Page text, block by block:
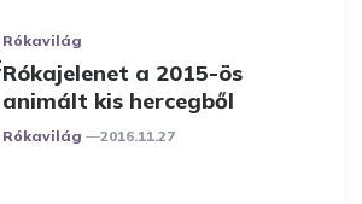
Rókavilág
Rókajelenet a 2015-ös
animált kis hercegből
Posted
Rókavilág 2016.11.27